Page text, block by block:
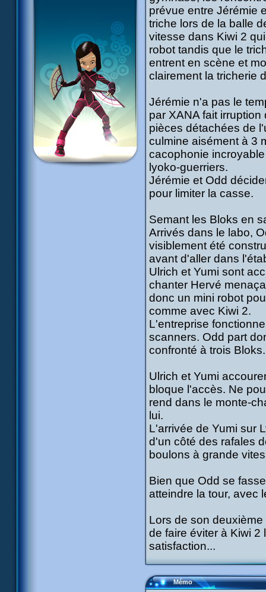
prévue entre Jérémie
triche lors de la balle
vitesse dans Kiwi 2
robot tandis que le
entrent en scène et
clairement la tricherie
Jérémie n'a pas le
par XANA fait
pièces détachées de
culmine aisément à 3
cacophonie
lyoko-guerriers.
Jérémie et Odd
pour limiter la casse.
Semant les Bloks en
Arrivés dans le labo,
visiblement été
avant d'aller dans
Ulrich et Yumi sont
chanter Hervé
donc un mini robot
comme avec Kiwi 2.
L'entreprise
scanners. Odd part
confronté à trois Bloks.
Ulrich et Yumi
bloque l'accès. Ne
rend dans le monte-
lui.
L'arrivée de Yumi sur
d'un côté des rafales
boulons à grande
Bien que Odd se
atteindre la tour, avec
Lors de son
de faire éviter à Kiwi 2
satisfaction...
Mémo